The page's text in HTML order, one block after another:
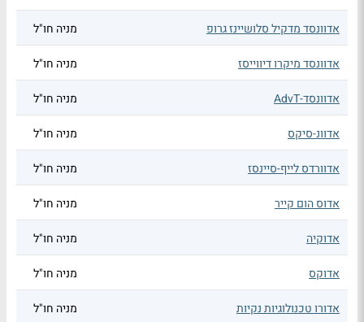
אדוונסד מדקיל סלושיינז גרופ מניה חו"ל
אדוונסד מיקרו דיווייסז מניה חו"ל
אדוונסד-AdvT מניה חו"ל
אדוונ-סיקס מניה חו"ל
אדוורדס לייף-סיינסז מניה חו"ל
אדוס הום קייר מניה חו"ל
אדוקיה מניה חו"ל
אדוקס מניה חו"ל
אדורו טכנולוגיות נקיות מניה חו"ל